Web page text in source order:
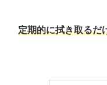
定期的に拭き取るだ